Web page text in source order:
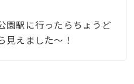
園駅に行ったらちょうど
見えました〜！